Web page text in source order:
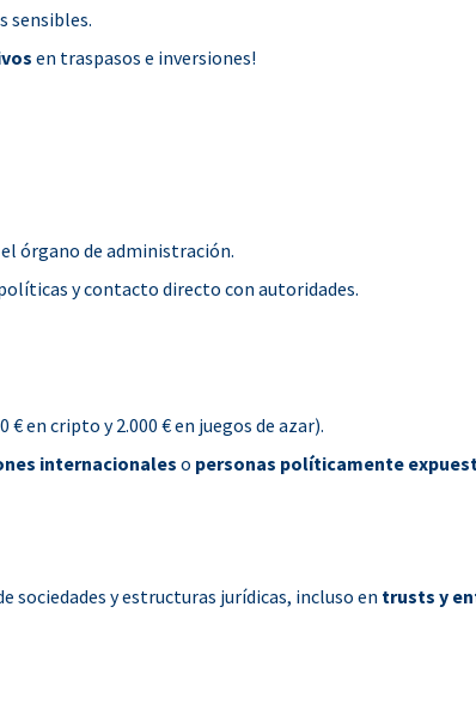
sensibles.
en traspasos e inversiones!
órgano de administración.
y contacto directo con autoridades.
€ en cripto y 2.000 € en juegos de azar).
internacionales o personas políticamente
sociedades y estructuras jurídicas, incluso en trusts y